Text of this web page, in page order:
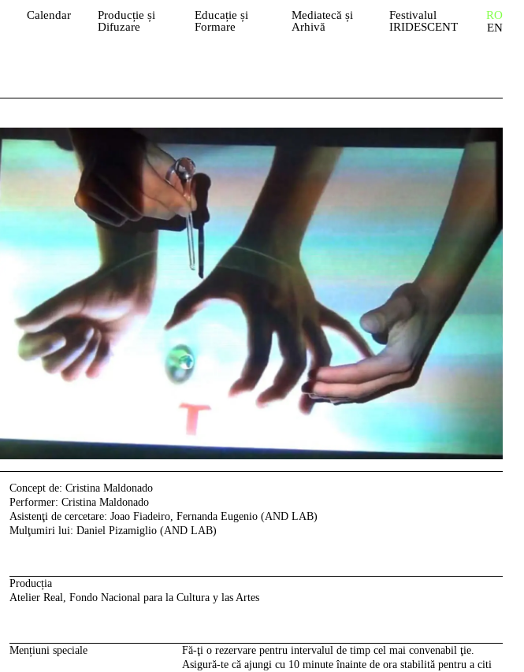
Calendar
Producție și
Difuzare
Educație și
Formare
Mediatecă și
Arhivă
Festivalul
IRIDESCENT
RO
EN
Concept de: Cristina Maldonado
Performer: Cristina Maldonado
Asistenţi de cercetare: Joao Fiadeiro, Fernanda Eugenio (AND LAB)
Mulţumiri lui: Daniel Pizamiglio (AND LAB)
Producția
Atelier Real, Fondo Nacional para la Cultura y las Artes
Mențiuni speciale
Fă-ţi o rezervare pentru intervalul de timp cel mai convenabil ţie.
Asigură-te că ajungi cu 10 minute înainte de ora stabilită pentru a citi